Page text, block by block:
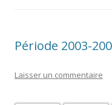
Période 2003-
Laisser un commentaire